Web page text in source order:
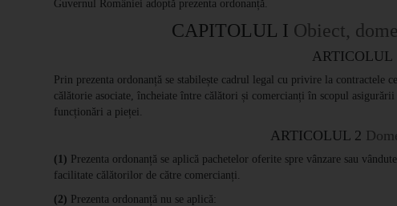
Guvernul României adoptă prezenta ordonanță.
CAPITOLUL I Obiect,
ARTICOLUL
Prin prezenta ordonanță se stabilește cadrul legal cu privire la contractele
călătorie asociate, încheiate între călători și comercianți în scopul
funcționări a pieței.
ARTICOLUL 2
(1) Prezenta ordonanță se aplică pachetelor oferite spre vânzare sau
facilitate călătorilor de către comercianți.
(2) Prezenta ordonanță nu se aplică: